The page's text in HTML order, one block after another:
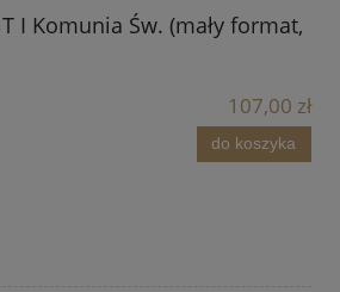
I Komunia Św. (mały format,
107,00 zł
do koszyka